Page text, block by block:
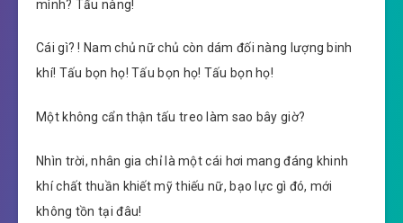
mình? Tấu nàng!
Cái gì? ! Nam chủ nữ chủ còn dám đối nàng lượng binh
khí! Tấu bọn họ! Tấu bọn họ! Tấu bọn họ!
Một không cẩn thận tấu treo làm sao bây giờ?
Nhìn trời, nhân gia chỉ là một cái hơi mang đáng khinh
khí chất thuần khiết mỹ thiếu nữ, bạo lực gì đó, mới
không tồn tại đâu!